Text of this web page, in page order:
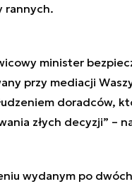
rannych.
minister
przy mediacji
doradców,
złych decyzji” –
wydanym po